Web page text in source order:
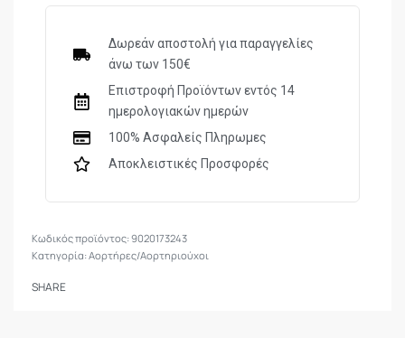
περιστρεφόμενους στροφείς
Υλικό: NylonΔωρεάν αποστολή για παραγγελίες
άνω των 150€
Επιστροφή Προϊόντων εντός 14
ημερολογιακών ημερών
100% Ασφαλείς Πληρωμες
Αποκλειστικές Προσφορές
9020173243
Κατηγορία:Αορτήρες/Αορτηριούχοι
SHARE